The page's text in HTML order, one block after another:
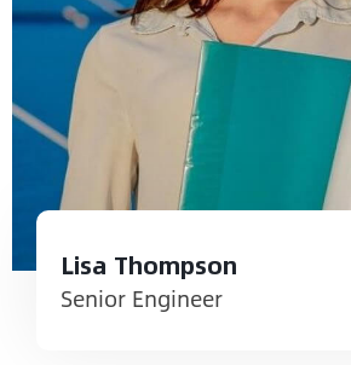
Lisa Thompson
Senior Engineer